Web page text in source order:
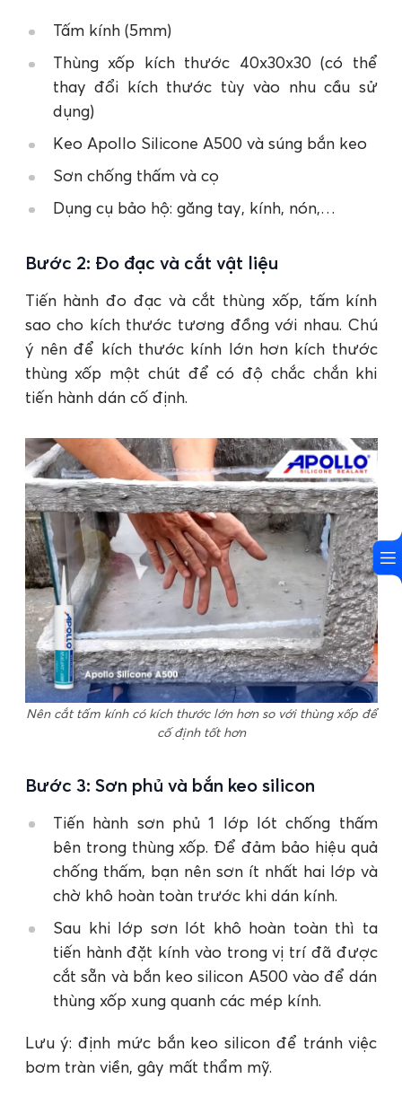
Tấm kính (5mm)
Thùng xốp kích thước 40x30x30 (có thể
thay đổi kích thước tùy vào nhu cầu sử
dụng)
Keo Apollo Silicone A500 và súng bắn keo
Sơn chống thấm và cọ
Dụng cụ bảo hộ: găng tay, kính, nón,…
Bước 2: Đo đạc và cắt vật liệu
Tiến hành đo đạc và cắt thùng xốp, tấm kính
sao cho kích thước tương đồng với nhau. Chú
ý nên để kích thước kính lớn hơn kích thước
thùng xốp một chút để có độ chắc chắn khi
tiến hành dán cố định.
Nên cắt tấm kính có kích thước lớn hơn so với thùng xốp để
cố định tốt hơn
Bước 3: Sơn phủ và bắn keo silicon
Tiến hành sơn phủ 1 lớp lót chống thấm
bên trong thùng xốp. Để đảm bảo hiệu quả
chống thấm, bạn nên sơn ít nhất hai lớp và
chờ khô hoàn toàn trước khi dán kính.
Sau khi lớp sơn lót khô hoàn toàn thì ta
tiến hành đặt kính vào trong vị trí đã được
cắt sẵn và bắn keo silicon A500 vào để dán
thùng xốp xung quanh các mép kính.
Lưu ý: định mức bắn keo silicon để tránh việc
bơm tràn viền, gây mất thẩm mỹ.